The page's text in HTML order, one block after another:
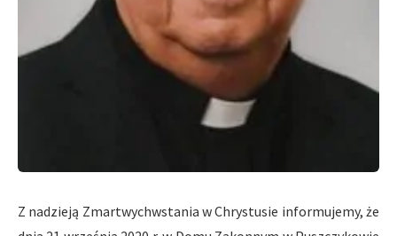
Z nadzieją Zmartwychwstania w Chrystusie informujemy, że